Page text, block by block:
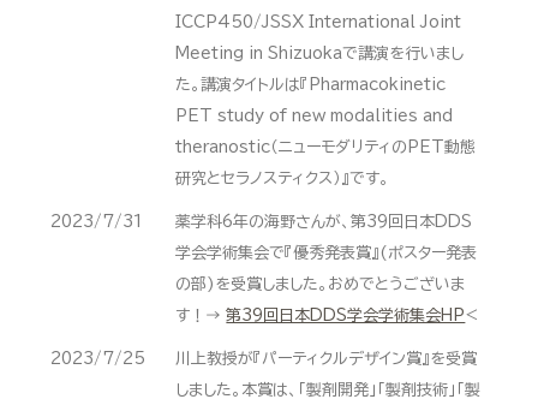
ICCP450/JSSX International Joint
Meeting in Shizuokaで講演を行いまし
た。講演タイトルは『Pharmacokinetic
PET study of new modalities and
theranostic（ニューモダリティのPET動態
研究とセラノスティクス）』です。
2023/7/31
薬学科6年の海野さんが、第39回日本DDS
学会学術集会で『優秀発表賞』(ポスター発表
の部)を受賞しました。おめでとうございま
す！→第39回日本DDS学会学術集会HP<
2023/7/25
川上教授が『パーティクルデザイン賞』を受賞
しました。本賞は、「製剤開発」「製剤技術」「製